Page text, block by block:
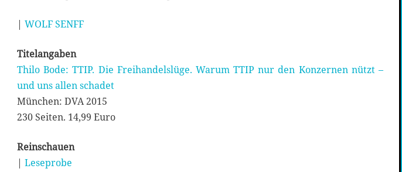
| WOLF SENFF
Titelangaben
Thilo Bode: TTIP. Die Freihandelslüge. Warum TTIP nur den Konzernen nützt –
und uns allen schadet
München: DVA 2015
230 Seiten. 14,99 Euro
Reinschauen
| Leseprobe